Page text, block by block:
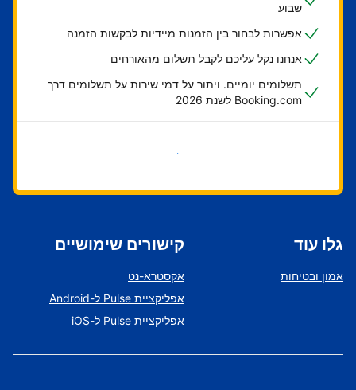
שבוע
אפשרות לבחור בין הזמנות מיידיות לבקשות הזמנה
אנחנו נקל עליכם לקבל תשלום מהאורחים
תשלומים יומיים. ויתור על דמי שירות על תשלומים דרך
Booking.com לשנת 2026
בואו נתחיל
גלו עוד
אמון ובטיחות
קישורים שימושיים
אקסטרא-נט
אפליקציית Pulse ל-Android
אפליקציית Pulse ל-iOS